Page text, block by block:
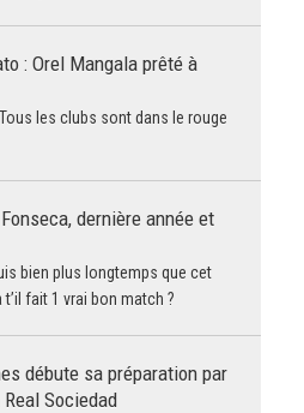
: Orel Mangala prêté à
les clubs sont dans le rouge
dernière année et
bien plus longtemps que cet
fait 1 vrai bon match ?
débute sa préparation par
Sociedad